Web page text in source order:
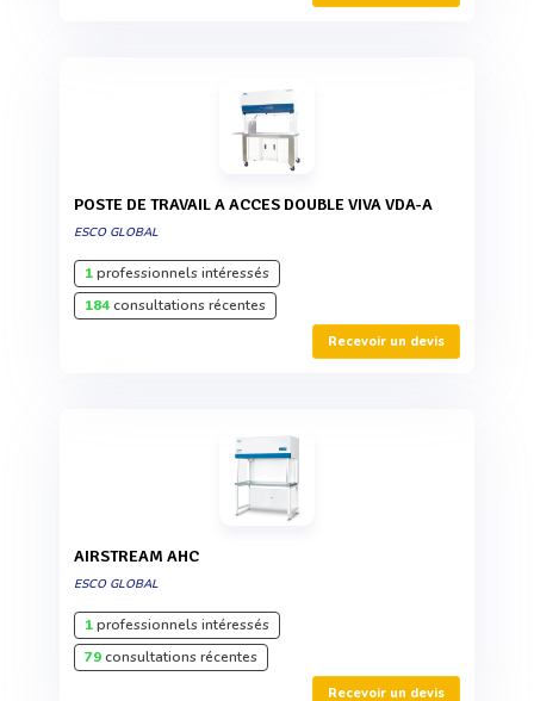
POSTE DE TRAVAIL A ACCES DOUBLE VIVA VDA-A
ESCO GLOBAL
1professionnels intéressés
184consultations récentes
Recevoir un devis
AIRSTREAM AHC
ESCO GLOBAL
1professionnels intéressés
79consultations récentes
Recevoir un devis